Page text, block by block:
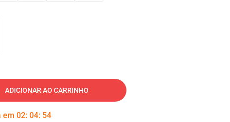
ADICIONAR AO CARRINHO
em 02: 04: 53